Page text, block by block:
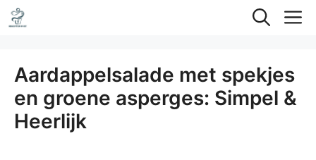
Ga
naar
inhoud
Aardappelsalade met spekjes
en groene asperges: Simpel &
Heerlijk